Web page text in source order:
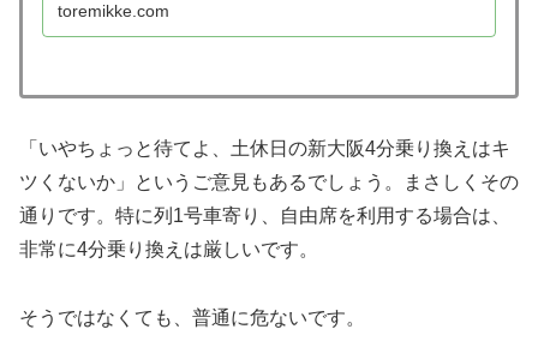
toremikke.com
「いやちょっと待てよ、土休日の新大阪4分乗り換えはキ
ツくないか」というご意見もあるでしょう。まさしくその
通りです。特に列1号車寄り、自由席を利用する場合は、
非常に4分乗り換えは厳しいです。
そうではなくても、普通に危ないです。